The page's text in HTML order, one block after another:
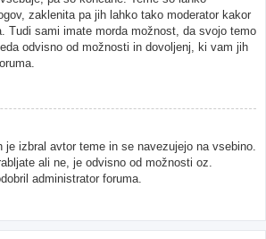
zaklenita pa jih lahko tako moderator kakor
Tudi sami imate morda možnost, da svojo temo
odvisno od možnosti in dovoljenj, ki vam jih
izbral avtor teme in se navezujejo na vsebino.
ali ne, je odvisno od možnosti oz.
administrator foruma.